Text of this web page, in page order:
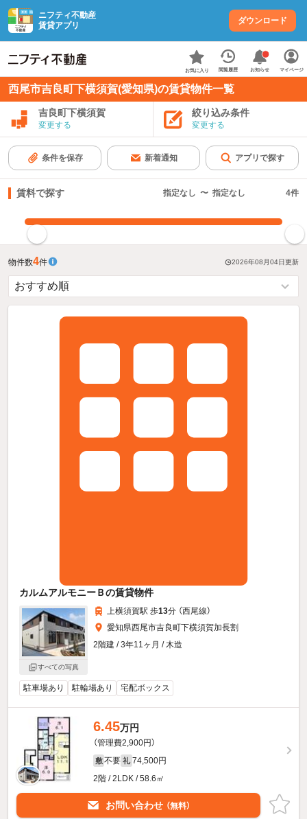
ニフティ不動産
賃貸アプリ
ダウンロード
お気に入り 閲覧履歴 お知らせ マイページ
西尾市吉良町下横須賀(愛知県)の賃貸物件一覧
吉良町下横須賀
変更する
絞り込み条件
変更する
条件を保存 新着通知 アプリで探す
賃料で探す 指定なし 〜 指定なし 4件
物件数4件 2026年08月04日更新
カルムアルモニーＢの賃貸物件
すべての写真
上横須賀駅 歩13分 （西尾線）
愛知県西尾市吉良町下横須賀加長割
2階建 / 3年11ヶ月 / 木造
駐車場あり 駐輪場あり 宅配ボックス
6.45万円
（管理費2,900円）
敷 不要 礼 74,500円
2階 / 2LDK / 58.6㎡
お問い合わせ （無料）